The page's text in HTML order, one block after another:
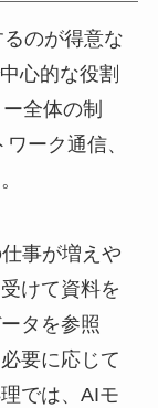
のが得意な
心的な役割
全体の制
ーク通信、
事が増えや
けて資料を
タを参照
要に応じて
では、AIモ